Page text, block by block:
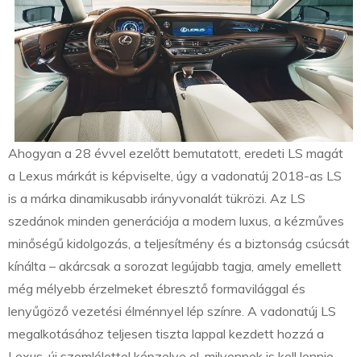
Ahogyan a 28 évvel ezelőtt bemutatott, eredeti LS magát
a Lexus márkát is képviselte, úgy a vadonatúj 2018-as LS
is a márka dinamikusabb irányvonalát tükrözi. Az LS
szedánok minden generációja a modern luxus, a kézműves
minőségű kidolgozás, a teljesítmény és a biztonság csúcsát
kínálta – akárcsak a sorozat legújabb tagja, amely emellett
még mélyebb érzelmeket ébresztő formavilággal és
lenyűgöző vezetési élménnyel lép színre. A vadonatúj LS
megalkotásához teljesen tiszta lappal kezdett hozzá a